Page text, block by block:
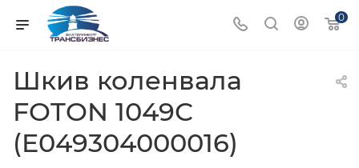
0
Шкив коленвала
FOTON 1049С
(E049304000016)